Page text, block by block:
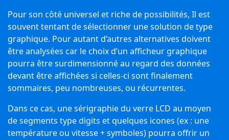
Pour son côté universel et riche de possibilités, Il est
souvent tentant de sélectionner une solution de type
graphique. Pour autant d’autres alternatives doivent
être analysées car le choix d’un afficheur graphique
pourra être surdimensionné au regard des données
devant être affichées si celles-ci sont finalement
sommaires, peu nombreuses, ou récurrentes.
Dans ce cas, une sérigraphie du verre LCD au moyen
de segments type digits et quelques icones (ex : une
température ou vitesse + symboles) pourra offrir un